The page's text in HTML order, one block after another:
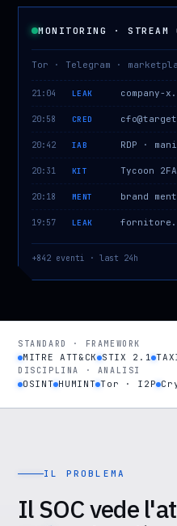
MONITORING · STREAM
Tor · Telegram ·
21:04 LEAK company-
20:58 CRED
20:42 IAB RDP ·
20:31 KIT Tycoon
20:18 MENT brand
19:57 LEAK
+842 eventi · last 24h
STANDARD · FRAMEWORK
MITRE ATT&CK STIX 2.1
DISCIPLINA · ANALISI
OSINT HUMINT Tor · I2P
IL PROBLEMA
Il SOC vede